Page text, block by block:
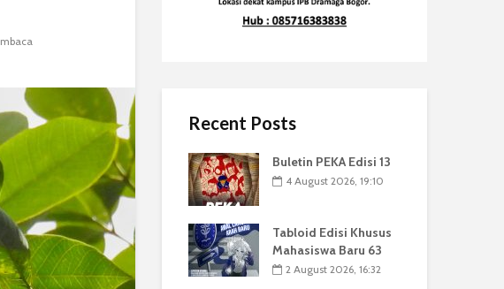
Recent Posts
Buletin PEKA Edisi 13
4 August 2026, 19:10
Tabloid Edisi Khusus
Mahasiswa Baru 63
2 August 2026, 16:32